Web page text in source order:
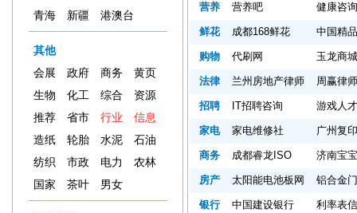
营养 营养吧 健康咨询
鲜花 成都168鲜花 中国精
购物 代刷网 玉龙商城
法律 兰州房地产律师 周赢律
招聘 IT招聘咨询 游戏人才
家电 家电维修社 广州复
商务 成都睿龙ISO 济南宝
房产 太阳能电池板网 铝合金
银行 中国建设银行 利率表
青海
新疆 港澳台
其他
会展
政府 商务
黄页
生物
化工 综合
资源
推荐
省市 行业
信息
造纸
轮胎 水泥
石油
纺织
市政 电力
农林
国家
茶叶 男女